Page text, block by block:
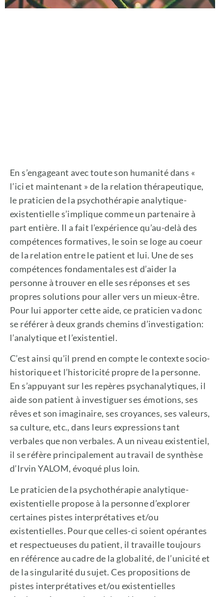
En s’engageant avec toute son humanité dans «
l’ici et maintenant » de la relation thérapeutique,
le praticien de la psychothérapie analytique-
existentielle s’implique comme un partenaire à
part entière. Il a fait l’expérience qu’au-delà des
compétences formatives, le soin se loge au coeur
de la relation entre le patient et lui. Une de ses
compétences fondamentales est d’aider la
personne à trouver en elle ses réponses et ses
propres solutions pour aller vers un mieux-être.
Pour lui apporter cette aide, ce praticien va donc
se référer à deux grands chemins d’investigation:
l’analytique et l’existentiel.
C’est ainsi qu’il prend en compte le contexte socio-
historique et l’historicité propre de la personne.
En s’appuyant sur les repères psychanalytiques, il
aide son patient à investiguer ses émotions, ses
rêves et son imaginaire, ses croyances, ses valeurs,
sa culture, etc., dans leurs expressions tant
verbales que non verbales. A un niveau existentiel,
il se réfère principalement au travail de synthèse
d’Irvin YALOM, évoqué plus loin.
Le praticien de la psychothérapie analytique-
existentielle propose à la personne d’explorer
certaines pistes interprétatives et/ou
existentielles. Pour que celles-ci soient opérantes
et respectueuses du patient, il travaille toujours
en référence au cadre de la globalité, de l’unicité et
de la singularité du sujet. Ces propositions de
pistes interprétatives et/ou existentielles